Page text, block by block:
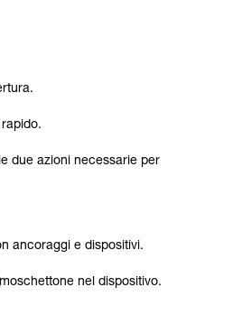
due azioni necessarie per
ancoraggi e dispositivi.
nel dispositivo.